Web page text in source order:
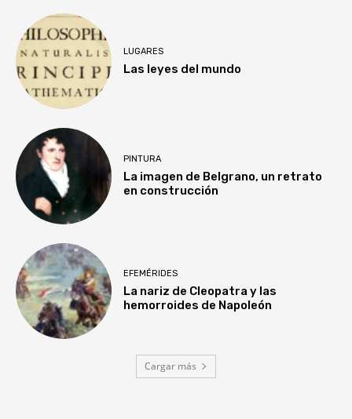
LUGARES
Las leyes del mundo
PINTURA
La imagen de Belgrano, un retrato
en construcción
EFEMÉRIDES
La nariz de Cleopatra y las
hemorroides de Napoleón
Cargar más